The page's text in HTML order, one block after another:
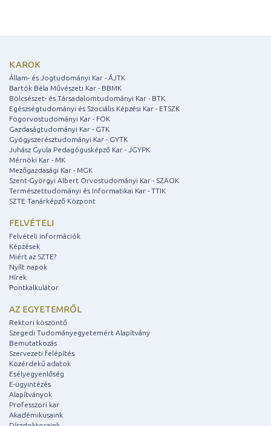
KAROK
Állam- és Jogtudományi Kar - ÁJTK
Bartók Béla Művészeti Kar - BBMK
Bölcsészet- és Társadalomtudományi Kar - BTK
Egészségtudományi és Szociális Képzési Kar - ETSZK
Fogorvostudományi Kar - FOK
Gazdaságtudományi Kar - GTK
Gyógyszerésztudományi Kar - GYTK
Juhász Gyula Pedagógusképző Kar - JGYPK
Mérnöki Kar - MK
Mezőgazdasági Kar - MGK
Szent-Györgyi Albert Orvostudományi Kar - SZAOK
Természettudományi és Informatikai Kar - TTIK
SZTE Tanárképző Központ
FELVÉTELI
Felvételi információk
Képzések
Miért az SZTE?
Nyílt napok
Hírek
Pontkalkulátor
AZ EGYETEMRŐL
Rektori köszöntő
Szegedi Tudományegyetemért Alapítvány
Bemutatkozás
Szervezeti felépítés
Közérdekű adatok
Esélyegyenlőség
E-ügyintézés
Alapítványok
Professzori kar
Akadémikusaink